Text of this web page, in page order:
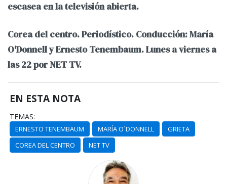
escasea en la televisión abierta.
Corea del centro. Periodístico. Conducción: María
O'Donnell y Ernesto Tenembaum. Lunes a viernes a
las 22 por NET TV.
EN ESTA NOTA
TEMAS:
ERNESTO TENEMBAUM MARÍA O´DONNELL
GRIETA
COREA DEL CENTRO
NET TV